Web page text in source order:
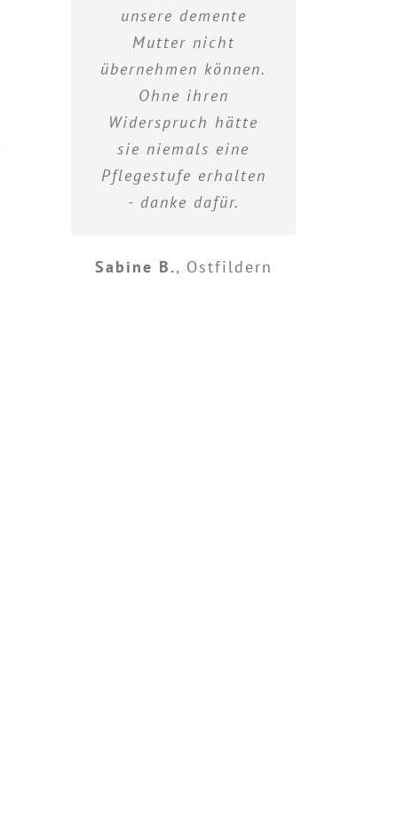
unsere demente
Mutter nicht
übernehmen können.
Ohne ihren
Widerspruch hätte
sie niemals eine
Pflegestufe erhalten
- danke dafür.
Sabine B., Ostfildern